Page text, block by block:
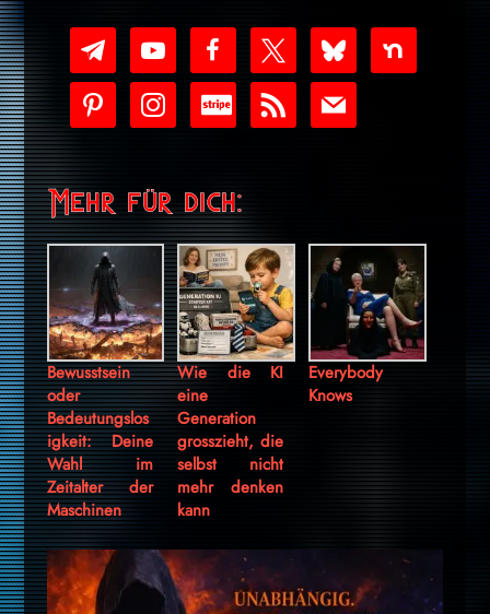
telegram
youtube-
play
facebook bluesky nextdoor
pinterest instagramcc-
stripe
rss mail
Mehr für dich:
Bewusstsein
oder
Bedeutungslos
igkeit: Deine
Wahl im
Zeitalter der
Maschinen
Wie die KI
eine
Generation
grosszieht, die
selbst nicht
mehr denken
kann
Everybody
Knows